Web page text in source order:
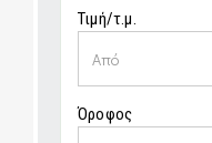
Τιμή/τ.μ.
Όροφος